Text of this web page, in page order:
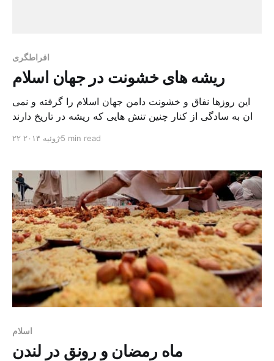
افراطگری
ریشه های خشونت در جهان اسلام
این روزها نفاق و خشونت دامن جهان اسلام را گرفته و نمی
توان به سادگی از کنار چنین تنش هایی که ریشه در تاریخ دارند
وقفه میان مردم فلسطین و اسراییل بسیار درد آور است و هر
۲۲ ژوئیه ۲۰۱۴5 min read
اسلام
ماه رمضان و رونق در لندن